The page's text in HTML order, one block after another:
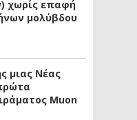
χωρίς επαφή
μολύβδου
μιας Νέας
Muon